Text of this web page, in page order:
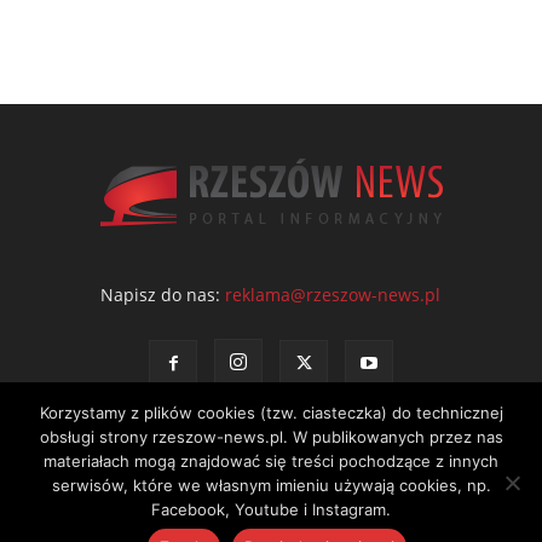
Napisz do nas: reklama@rzeszow-news.pl
Kontakt Polityka prywatności Regulamin portalu
© NEWS Sp. z o.o. - wydawca portalu Rzeszów News. Wszystkie prawa
Korzystamy z plików cookies (tzw. ciasteczka) do technicznej
obsługi strony rzeszow-news.pl. W publikowanych przez nas
materiałach mogą znajdować się treści pochodzące z innych
serwisów, które we własnym imieniu używają cookies, np.
Facebook, Youtube i Instagram.